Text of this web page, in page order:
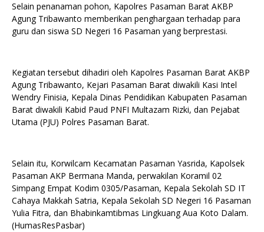
Selain penanaman pohon, Kapolres Pasaman Barat AKBP
Agung Tribawanto memberikan penghargaan terhadap para
guru dan siswa SD Negeri 16 Pasaman yang berprestasi.
Kegiatan tersebut dihadiri oleh Kapolres Pasaman Barat AKBP
Agung Tribawanto, Kejari Pasaman Barat diwakili Kasi Intel
Wendry Finisia, Kepala Dinas Pendidikan Kabupaten Pasaman
Barat diwakili Kabid Paud PNFI Multazam Rizki, dan Pejabat
Utama (PJU) Polres Pasaman Barat.
Selain itu, Korwilcam Kecamatan Pasaman Yasrida, Kapolsek
Pasaman AKP Bermana Manda, perwakilan Koramil 02
Simpang Empat Kodim 0305/Pasaman, Kepala Sekolah SD IT
Cahaya Makkah Satria, Kepala Sekolah SD Negeri 16 Pasaman
Yulia Fitra, dan Bhabinkamtibmas Lingkuang Aua Koto Dalam.
(HumasResPasbar)